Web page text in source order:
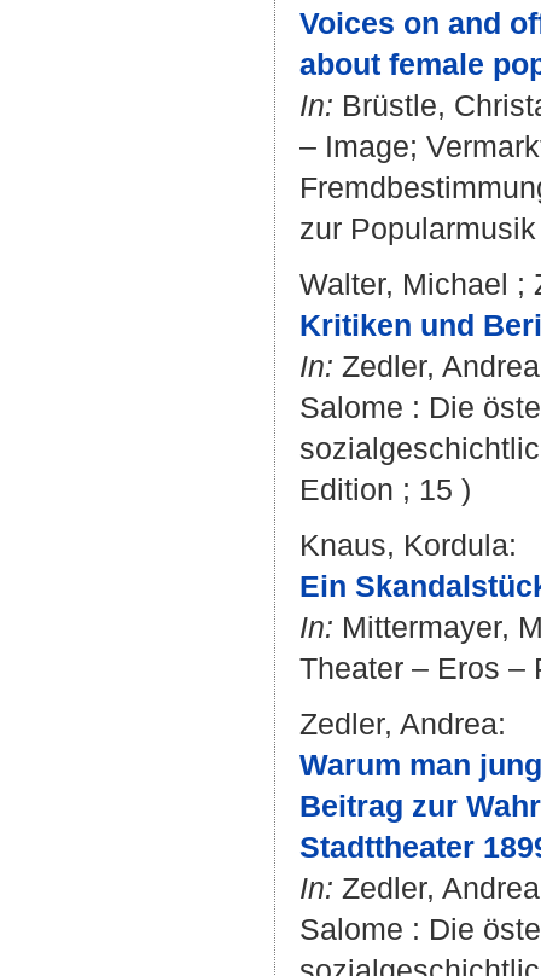
Voices on and
about female
In: Brüstle,
– Image;
zur
Walter, Michael ;
Kritiken und
In: Zedler, Andrea
Salome : Die
Edition ; 15 )
Knaus, Kordula:
Ein
In: Mittermayer,
Theater – Eros –
Zedler, Andrea:
Warum man
Beitrag zur
Stadttheater
In: Zedler, Andrea
Salome : Die